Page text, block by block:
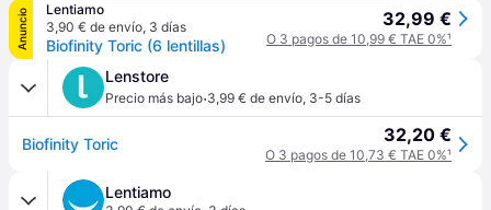
Anuncio
Lentiamo
3,90 € de envío, 3 días
Biofinity Toric (6 lentillas)
32,99 €
O 3 pagos de 10,99 € TAE 0%¹
Lenstore
Precio más bajo·3,99 € de envío, 3-5 días
Biofinity Toric 32,20 €
O 3 pagos de 10,73 € TAE 0%¹
Lentiamo